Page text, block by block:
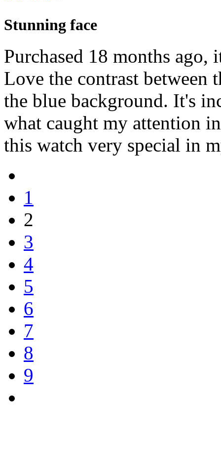
Stunning face
Purchased 18 months
Love the contrast between
the blue background. It's
what caught my attention
this watch very special in
1
2
3
4
5
6
7
8
9